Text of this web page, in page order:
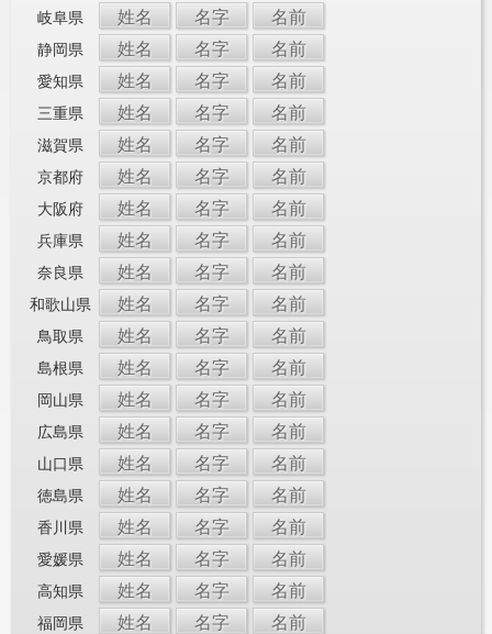
岐阜県 姓名 名字 名前
静岡県 姓名 名字 名前
愛知県 姓名 名字 名前
三重県 姓名 名字 名前
滋賀県 姓名 名字 名前
京都府 姓名 名字 名前
大阪府 姓名 名字 名前
兵庫県 姓名 名字 名前
奈良県 姓名 名字 名前
和歌山県 姓名 名字 名前
鳥取県 姓名 名字 名前
島根県 姓名 名字 名前
岡山県 姓名 名字 名前
広島県 姓名 名字 名前
山口県 姓名 名字 名前
徳島県 姓名 名字 名前
香川県 姓名 名字 名前
愛媛県 姓名 名字 名前
高知県 姓名 名字 名前
福岡県 姓名 名字 名前